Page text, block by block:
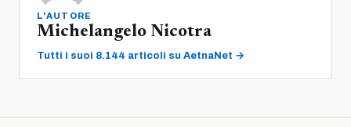
L'AUTORE
Michelangelo Nicotra
Tutti i suoi 8.144 articoli su AetnaNet →